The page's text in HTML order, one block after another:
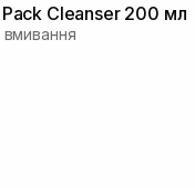
Pack Cleanser 200 мл
вмивання